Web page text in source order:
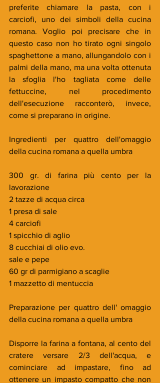
preferite chiamare la pasta, con i
carciofi, uno dei simboli della cucina
romana. Voglio poi precisare che in
questo caso non ho tirato ogni singolo
spaghettone a mano, allungandolo con i
palmi della mano, ma una volta ottenuta
la sfoglia l'ho tagliata come delle
fettuccine, nel procedimento
dell'esecuzione racconterò, invece,
come si preparano in origine.
Ingredienti per quattro dell'omaggio
della cucina romana a quella umbra
300 gr. di farina più cento per la
lavorazione
2 tazze di acqua circa
1 presa di sale
4 carciofi
1 spicchio di aglio
8 cucchiai di olio evo.
sale e pepe
60 gr di parmigiano a scaglie
1 mazzetto di mentuccia
Preparazione per quattro dell' omaggio
della cucina romana a quella umbra
Disporre la farina a fontana, al cento del
cratere versare 2/3 dell'acqua, e
cominciare ad impastare, fino ad
ottenere un impasto compatto che non